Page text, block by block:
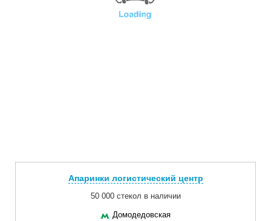
Апаринки логистический центр
50 000 стекол в наличии
Домодедовская